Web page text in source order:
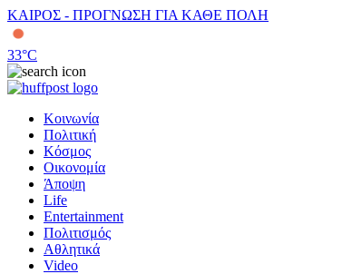
ΚΑΙΡΟΣ - ΠΡΟΓΝΩΣΗ ΓΙΑ ΚΑΘΕ ΠΟΛΗ
33°C
Κοινωνία
Πολιτική
Κόσμος
Οικονομία
Άποψη
Life
Entertainment
Πολιτισμός
Αθλητικά
Video